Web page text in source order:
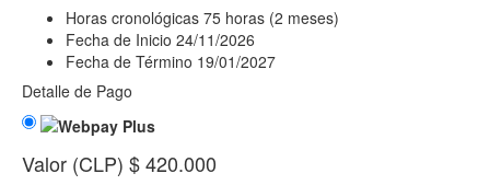
Horas cronológicas 75 horas (2 meses)
Fecha de Inicio 24/11/2026
Fecha de Término 19/01/2027
Detalle de Pago
Valor (CLP) $ 420.000